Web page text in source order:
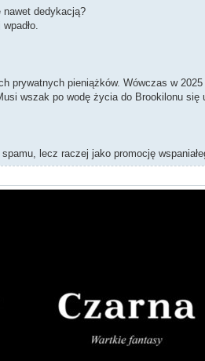
dedykacją?
prywatnych pieniążków. Wówczas w
wszak po wodę życia do Brookilonu
lecz raczej jako promocję